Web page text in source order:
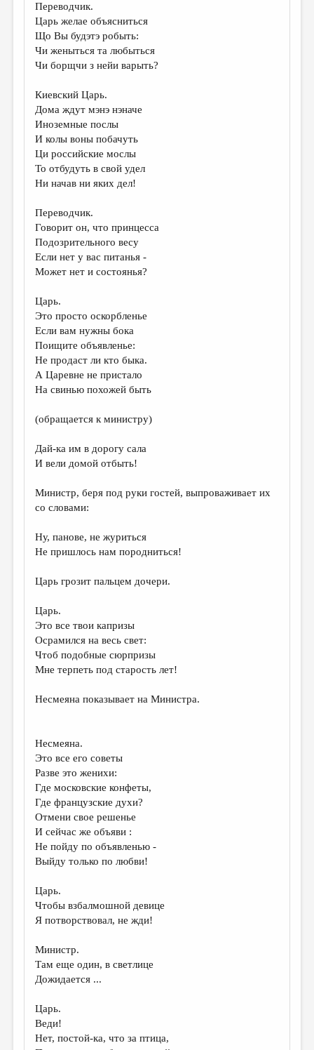
Переводчик.
Царь желае объясниться
Що Вы будэтэ робыть:
Чи женыться та любыться
Чи борщчи з нейи варыть?
Киевский Царь.
Дома ждут мэнэ нэначе
Иноземные послы
И колы воны побачуть
Ци российские мослы
То отбудуть в свой удел
Ни начав ни яких дел!
Переводчик.
Говорит он, что принцесса
Подозрительного весу
Если нет у вас питанья -
Может нет и состоянья?
Царь.
Это просто оскорбленье
Если вам нужны бока
Поищите объявленье:
Не продаст ли кто быка.
А Царевне не пристало
На свинью похожей быть
(обращается к министру)
Дай-ка им в дорогу сала
И вели домой отбыть!
Министр, беря под руки гостей, выпроваживает их
со словами:
Ну, панове, не журиться
Не пришлось нам породниться!
Царь грозит пальцем дочери.
Царь.
Это все твои капризы
Осрамился на весь свет:
Чтоб подобные сюрпризы
Мне терпеть под старость лет!
Несмеяна показывает на Министра.
Несмеяна.
Это все его советы
Разве это женихи:
Где московские конфеты,
Где французские духи?
Отмени свое решенье
И сейчас же объяви :
Не пойду по объявленью -
Выйду только по любви!
Царь.
Чтобы взбалмошной девице
Я потворствовал, не жди!
Министр.
Там еще один, в светлице
Дожидается ...
Царь.
Веди!
Нет, постой-ка, что за птица,